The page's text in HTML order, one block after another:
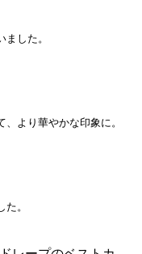
した。
より華やかな印象に。
。